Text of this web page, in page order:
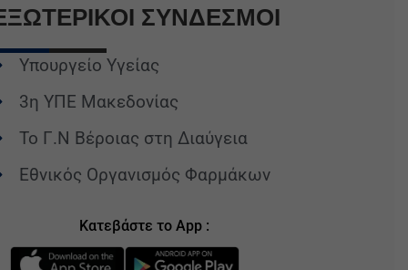
ΣΥΝΔΕΣΜΟΙ
Υπουργείο Υγείας
3η ΥΠΕ Μακεδονίας
Το Γ.Ν Βέροιας στη Διαύγεια
Εθνικός Οργανισμός Φαρμάκων
Κατεβάστε το App :